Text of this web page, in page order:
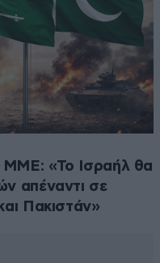
ΜΜΕ: «Το Ισραήλ θα
απέναντι σε
Πακιστάν»